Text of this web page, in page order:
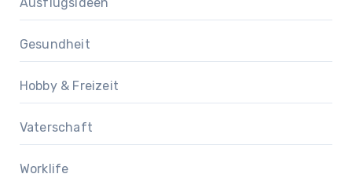
Gesundheit
Hobby & Freizeit
Vaterschaft
Worklife